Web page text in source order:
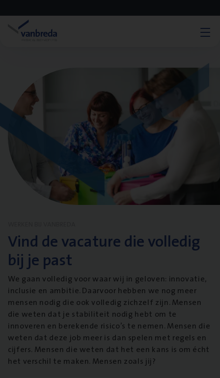
Vind de vacature die volledig
bij je past
We gaan volledig voor waar wij in geloven: innovatie,
inclusie en ambitie. Daarvoor hebben we nog meer
mensen nodig die ook volledig zichzelf zijn. Mensen
die weten dat je stabiliteit nodig hebt om te
innoveren en berekende risico’s te nemen. Mensen die
weten dat deze job meer is dan spelen met regels en
cijfers. Mensen die weten dat het een kans is om écht
het verschil te maken. Mensen zoals jij?